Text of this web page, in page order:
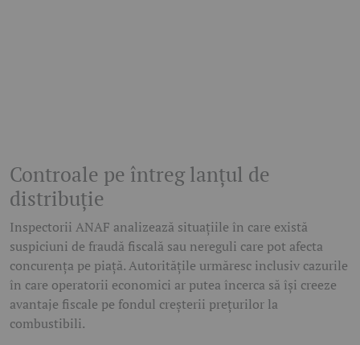
Controale pe întreg lanțul de
distribuție
Inspectorii ANAF analizează situațiile în care există
suspiciuni de fraudă fiscală sau nereguli care pot afecta
concurența pe piață. Autoritățile urmăresc inclusiv cazurile
în care operatorii economici ar putea încerca să își creeze
avantaje fiscale pe fondul creșterii prețurilor la
combustibili.